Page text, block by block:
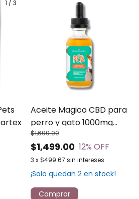
1 / 3
Aceite Magico CBD para
perro y gato 1000mg
Monkslife | 60ml
$1,499.00
$1,699.00
12% OFF
3 x$499.67 sin intereses
¡Solo quedan 2 en stock!